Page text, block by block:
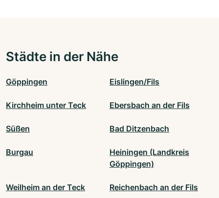
Städte in der Nähe
Göppingen Eislingen/Fils
Kirchheim unter Teck Ebersbach an der Fils
Süßen Bad Ditzenbach
Burgau
Heiningen (Landkreis
Göppingen)
Weilheim an der Teck Reichenbach an der Fils